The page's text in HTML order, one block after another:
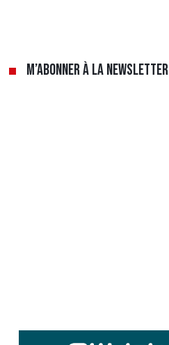
M’abonner à la newsletter